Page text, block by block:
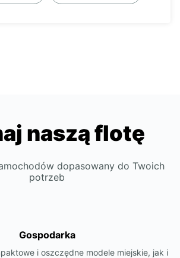
naszą flotę
dopasowany do Twoich
potrzeb
Gospodarka
i oszczędne modele miejskie, jak i